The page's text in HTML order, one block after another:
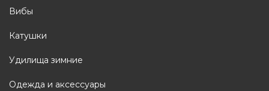
Вибы
Катушки
Удилища зимние
Одежда и аксессуары